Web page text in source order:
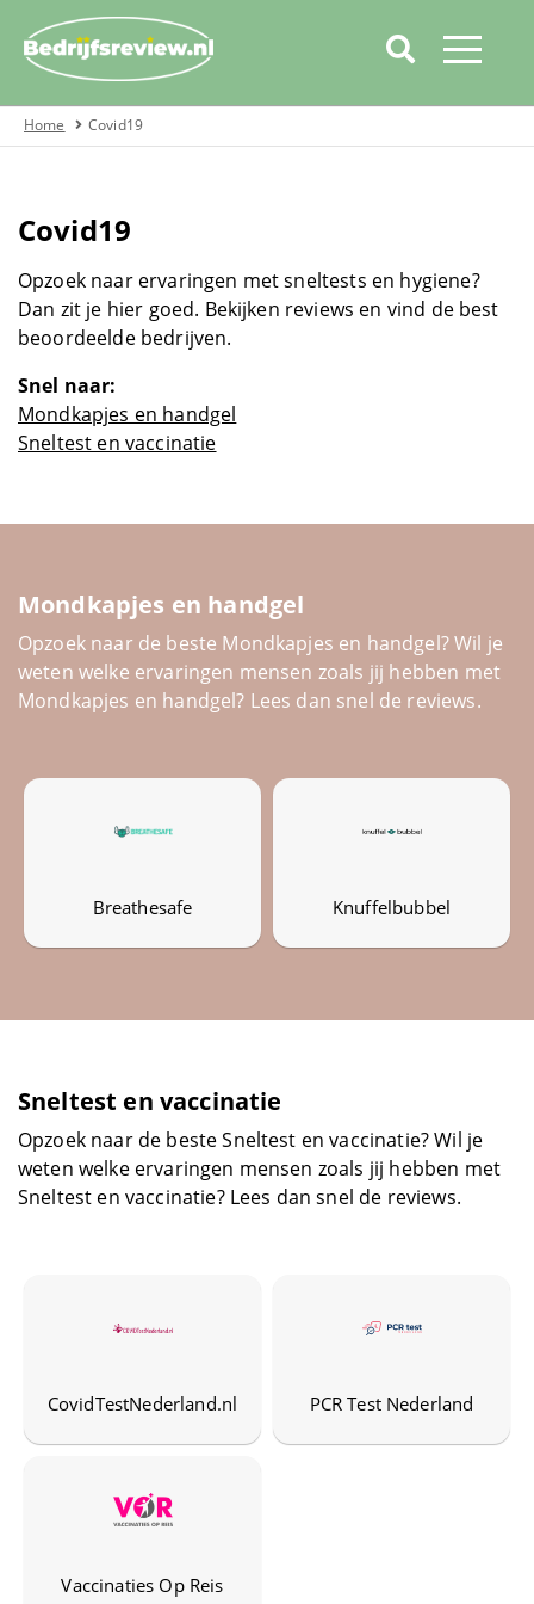
Home
Automotive
Boeken
Cadeau
Diensten
Energie
Feestwinkels
Finance
Fotografie
Gereedschap
Parkeren
Over bedrijfsreview
Home Covid19
Covid19
Opzoek naar ervaringen met sneltests en hygiene?
Dan zit je hier goed. Bekijken reviews en vind de best
beoordeelde bedrijven.
Snel naar:
Mondkapjes en handgel
Sneltest en vaccinatie
Mondkapjes en handgel
Opzoek naar de beste Mondkapjes en handgel? Wil je
weten welke ervaringen mensen zoals jij hebben met
Mondkapjes en handgel? Lees dan snel de reviews.
Breathesafe Knuffelbubbel
Sneltest en vaccinatie
Opzoek naar de beste Sneltest en vaccinatie? Wil je
weten welke ervaringen mensen zoals jij hebben met
Sneltest en vaccinatie? Lees dan snel de reviews.
CovidTestNederland.nl PCR Test Nederland
Vaccinaties Op Reis